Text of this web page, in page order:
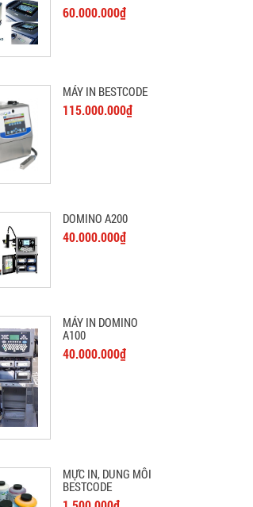
60.000.000₫
MÁY IN BESTCODE
115.000.000₫
DOMINO A200
40.000.000₫
MÁY IN DOMINO
A100
40.000.000₫
MỰC IN, DUNG MÔI
BESTCODE